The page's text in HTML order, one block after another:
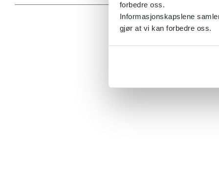
forbedre oss.
Informasjonskapslene
gjør at vi kan forbedre oss.